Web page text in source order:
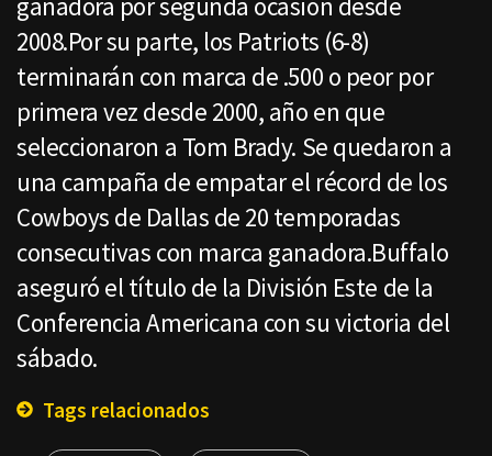
2008.Por su parte, los Patriots (6-8)
terminarán con marca de .500 o peor por
primera vez desde 2000, año en que
seleccionaron a Tom Brady. Se quedaron a
una campaña de empatar el récord de los
Cowboys de Dallas de 20 temporadas
consecutivas con marca ganadora.Buffalo
aseguró el título de la División Este de la
Conferencia Americana con su victoria del
sábado.
Tags relacionados